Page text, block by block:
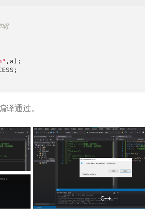
明
,a);
译通过。
C++